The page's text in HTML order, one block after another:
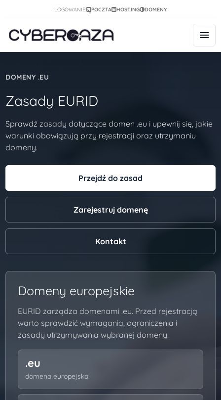
LOGOWANIE: POCZTA HOSTING DOMENY
DOMENY .EU
Zasady EURID
Sprawdź zasady dotyczące domen .eu i upewnij się, jakie
warunki obowiązują przy rejestracji oraz utrzymaniu
domeny.
Przejdź do zasad
Zarejestruj domenę
Kontakt
Domeny europejskie
EURID zarządza domenami .eu. Przed rejestracją
warto sprawdzić wymagania, ograniczenia i
zasady utrzymywania wybranej domeny.
.eu
domena europejska